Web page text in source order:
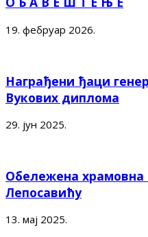
19. фебруар 2026.
Награђени ђаци
Вукових диплома
29. јун 2025.
Обележена храмовна
Лепосавићу
13. мај 2025.